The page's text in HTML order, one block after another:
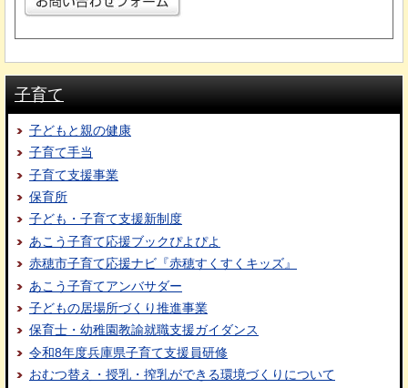
子育て
子どもと親の健康
子育て手当
子育て支援事業
保育所
子ども・子育て支援新制度
あこう子育て応援ブックぴよぴよ
赤穂市子育て応援ナビ『赤穂すくすくキッズ』
あこう子育てアンバサダー
子どもの居場所づくり推進事業
保育士・幼稚園教諭就職支援ガイダンス
令和8年度兵庫県子育て支援員研修
おむつ替え・授乳・搾乳ができる環境づくりについて